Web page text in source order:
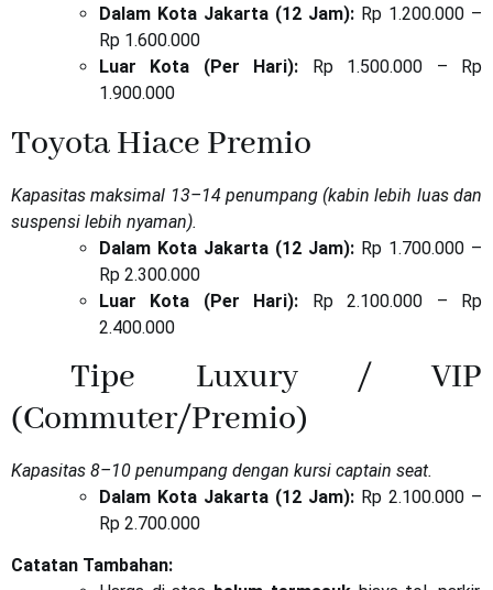
Dalam Kota Jakarta (12 Jam): Rp 1.200.000 –
Rp 1.600.000
Luar Kota (Per Hari): Rp 1.500.000 – Rp
1.900.000
Toyota Hiace Premio
Kapasitas maksimal 13–14 penumpang (kabin lebih luas dan
suspensi lebih nyaman).
Dalam Kota Jakarta (12 Jam): Rp 1.700.000 –
Rp 2.300.000
Luar Kota (Per Hari): Rp 2.100.000 – Rp
2.400.000
Tipe Luxury / VIP
(Commuter/Premio)
Kapasitas 8–10 penumpang dengan kursi captain seat.
Dalam Kota Jakarta (12 Jam): Rp 2.100.000 –
Rp 2.700.000
Catatan Tambahan: